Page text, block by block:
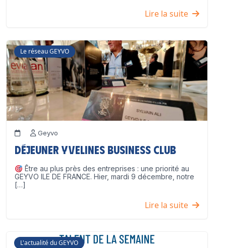
Lire la suite
Le réseau GEYVO
Geyvo
Déjeuner Yvelines Business Club
Être au plus près des entreprises : une priorité au
GEYVO ILE DE FRANCE. Hier, mardi 9 décembre, notre
[…]
Lire la suite
L'actualité du GEYVO